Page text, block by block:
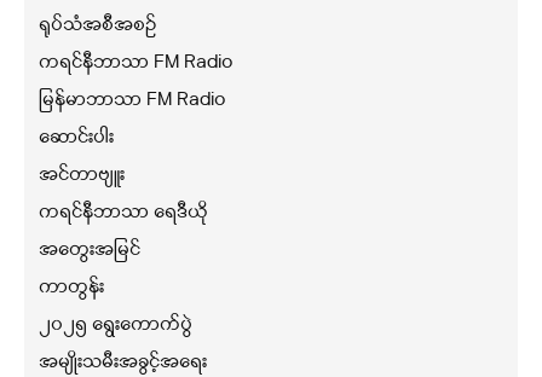
ရုပ်သံအစီအစဉ်
ကရင်နီဘာသာ FM Radio
မြန်မာဘာသာ FM Radio
ဆောင်းပါး
အင်တာဗျူး
ကရင်နီဘာသာ ရေဒီယို
အတွေးအမြင်
ကာတွန်း
၂၀၂၅ ရွေးကောက်ပွဲ
အမျိုးသမီးအခွင့်အရေး